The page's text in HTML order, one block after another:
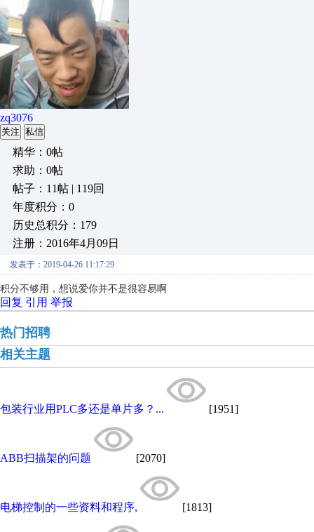
zq3076
关注 私信
精华：0帖
求助：0帖
帖子：11帖 | 119回
年度积分：0
历史总积分：179
注册：2016年4月09日
发表于：2019-04-26 11:17:29
积分不够用，想说爱你并不是很容易啊
回复 引用 举报
热门招聘
相关主题
包装行业用PLC多还是单片多？... [1951]
ABB扫描架的问题 [2070]
电梯控制的一些资料和程序, [1813]